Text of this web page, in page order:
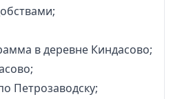
в деревне Киндасово;
Петрозаводску;